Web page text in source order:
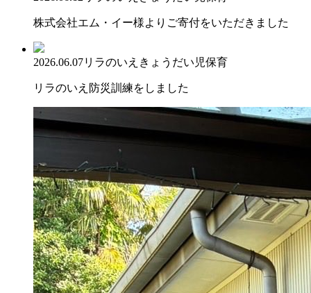
株式会社エム・イー様よりご寄付をいただきました
2026.06.07リラのいえ きょうだい児保育
リラのいえ防災訓練をしました